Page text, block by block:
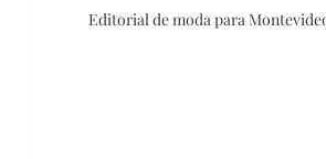
Editorial de moda para